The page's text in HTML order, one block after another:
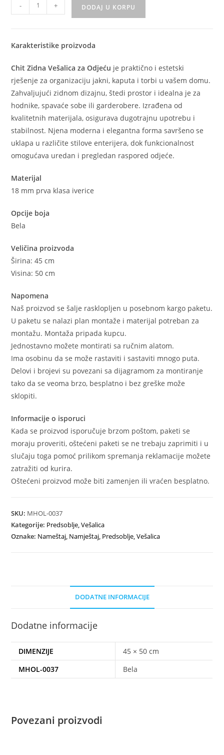
- + DODAJ U KORPU
Karakteristike proizvoda
Chit Zidna Vešalica za Odjeću je praktično i estetski
rješenje za organizaciju jakni, kaputa i torbi u vašem domu.
Zahvaljujući zidnom dizajnu, štedi prostor i idealna je za
hodnike, spavaće sobe ili garderobere. Izrađena od
kvalitetnih materijala, osigurava dugotrajnu upotrebu i
stabilnost. Njena moderna i elegantna forma savršeno se
uklapa u različite stilove enterijera, dok funkcionalnost
omogućava uredan i pregledan raspored odjeće.
Materijal
18 mm prva klasa iverice
Opcije boja
Bela
Veličina proizvoda
Širina: 45 cm
Visina: 50 cm
Napomena
Naš proizvod se šalje rasklopljen u posebnom kargo paketu.
U paketu se nalazi plan montaže i materijal potreban za
montažu. Montaža pripada kupcu.
Jednostavno možete montirati sa ručnim alatom.
Ima osobinu da se može rastaviti i sastaviti mnogo puta.
Delovi i brojevi su povezani sa dijagramom za montiranje
tako da se veoma brzo, besplatno i bez greške može
sklopiti.
Informacije o isporuci
Kada se proizvod isporučuje brzom poštom, paketi se
moraju proveriti, oštećeni paketi se ne trebaju zaprimiti i u
slučaju toga pomoć prilikom spremanja reklamacije možete
zatražiti od kurira.
Oštećeni proizvod može biti zamenjen ili vraćen besplatno.
SKU: MHOL-0037
Kategorije: Predsoblje ,Vešalica
Oznake: Nameštaj Namještaj Predsoblje ,Vešalica
DODATNE INFORMACIJE
Dodatne informacije
DIMENZIJE
45 × 50 cm
MHOL-0037
Bela
Povezani proizvodi